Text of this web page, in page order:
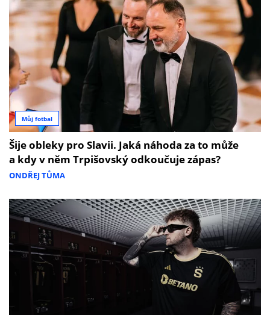
Můj fotbal
Šije obleky pro Slavii. Jaká náhoda za to může
a kdy v něm Trpišovský odkoučuje zápas?
ONDŘEJ TŮMA